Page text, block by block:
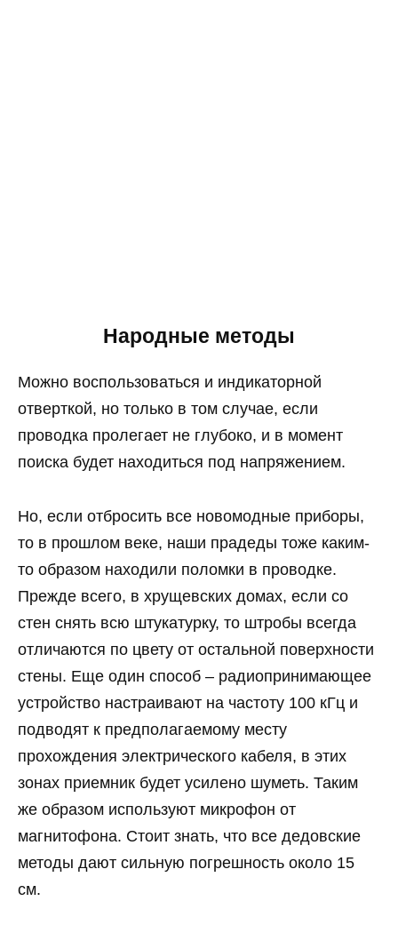
Народные методы
Можно воспользоваться и индикаторной
отверткой, но только в том случае, если
проводка пролегает не глубоко, и в момент
поиска будет находиться под напряжением.
Но, если отбросить все новомодные приборы,
то в прошлом веке, наши прадеды тоже каким-
то образом находили поломки в проводке.
Прежде всего, в хрущевских домах, если со
стен снять всю штукатурку, то штробы всегда
отличаются по цвету от остальной поверхности
стены. Еще один способ – радиопринимающее
устройство настраивают на частоту 100 кГц и
подводят к предполагаемому месту
прохождения электрического кабеля, в этих
зонах приемник будет усилено шуметь. Таким
же образом используют микрофон от
магнитофона. Стоит знать, что все дедовские
методы дают сильную погрешность около 15
см.